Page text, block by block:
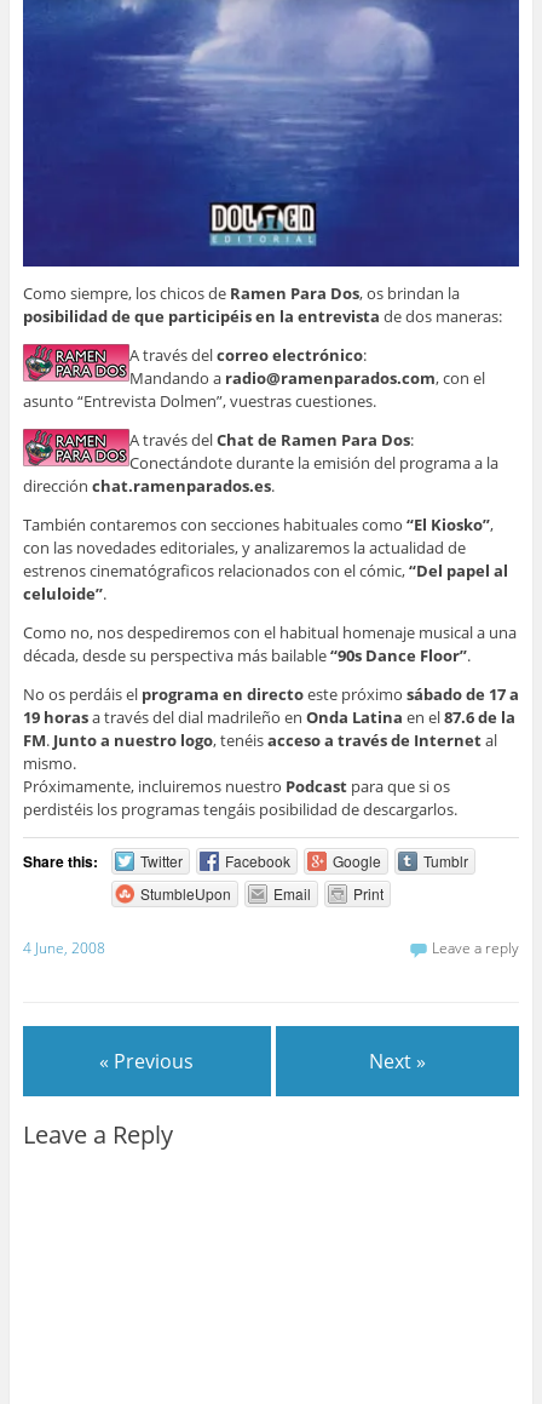
Como siempre, los chicos de Ramen Para Dos, os brindan la
posibilidad de que participéis en la entrevista de dos maneras:
A través delcorreo electrónico:
Mandando a radio@ramenparados.com, con el
asunto “Entrevista Dolmen”, vuestras cuestiones.
A través delChat de Ramen Para Dos:
Conectándote durante la emisión del programa a la
dirección chat.ramenparados.es.
También contaremos con secciones habituales como “El Kiosko”,
con las novedades editoriales, y analizaremos la actualidad de
estrenos cinematógraficos relacionados con el cómic,“Del papel al
celuloide”.
Como no, nos despediremos con el habitual homenaje musical a una
década, desde su perspectiva más bailable“90s Dance Floor”.
No os perdáis el programa en directoeste próximo sábado de 17 a
19 horasa través del dial madrileño en Onda Latina en el87.6 de la
FM. Junto a nuestro logo, tenéisacceso a través de Internetal
mismo.
Próximamente, incluiremos nuestro Podcastpara que si os
perdistéis los programas tengáis posibilidad de descargarlos.
Share this: Twitter Facebook Google
Tumblr
StumbleUpon
Email Print
4 June, 2008 Leave a reply
« Previous Next »
Leave a Reply